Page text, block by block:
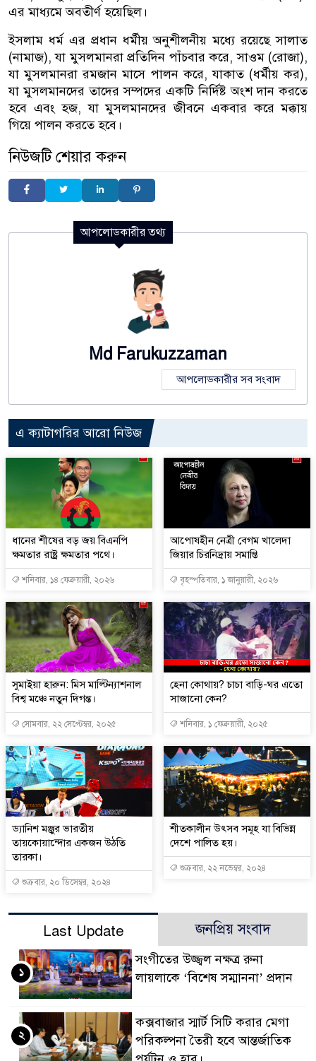
এর মাধ্যমে অবতীর্ণ হয়েছিল।
ইসলাম ধর্ম এর প্রধান ধর্মীয় অনুশীলনীয় মধ্যে রয়েছে সালাত
(নামাজ), যা মুসলমানরা প্রতিদিন পাঁচবার করে, সাওম (রোজা),
যা মুসলমানরা রমজান মাসে পালন করে, যাকাত (ধর্মীয় কর),
যা মুসলমানদের তাদের সম্পদের একটি নির্দিষ্ট অংশ দান করতে
হবে এবং হজ, যা মুসলমানদের জীবনে একবার করে মক্কায়
গিয়ে পালন করতে হবে।
নিউজটি শেয়ার করুন
আপলোডকারীর তথ্য
Md Farukuzzaman
আপলোডকারীর সব সংবাদ
এ ক্যাটাগরির আরো নিউজ
ধানের শীষের বড় জয় বিএনপি
ক্ষমতার রাষ্ট্র ক্ষমতার পথে।
শনিবার, ১৪ ফেব্রুয়ারী, ২০২৬
আপোষহীন নেত্রী বেগম খালেদা
জিয়ার চিরনিদ্রায় সমাপ্তি
বৃহস্পতিবার, ১ জানুয়ারী, ২০২৬
সুমাইয়া হারুন: মিস মাল্টিন্যাশনাল
বিশ্ব মঞ্চে নতুন দিগন্ত।
সোমবার, ২২ সেপ্টেম্বর, ২০২৫
হেনা কোথায়? চাচা বাড়ি-ঘর এতো
সাজানো কেন?
শনিবার, ১ ফেব্রুয়ারী, ২০২৫
ড্যানিশ মঞ্জুর ভারতীয়
তায়কোয়ান্দোর একজন উঠতি
তারকা।
শুক্রবার, ২০ ডিসেম্বর, ২০২৪
শীতকালীন উৎসব সমূহ যা বিভিন্ন
দেশে পালিত হয়।
শুক্রবার, ২২ নভেম্বর, ২০২৪
Last Update জনপ্রিয় সংবাদ
সংগীতের উজ্জ্বল নক্ষত্র রুনা
লায়লাকে ‘বিশেষ সম্মাননা’ প্রদান
১
কক্সবাজার স্মার্ট সিটি করার মেগা
পরিকল্পনা তৈরী হবে আন্তর্জাতিক
২